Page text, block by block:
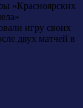
«Красноярских
игру своих
двух матчей в